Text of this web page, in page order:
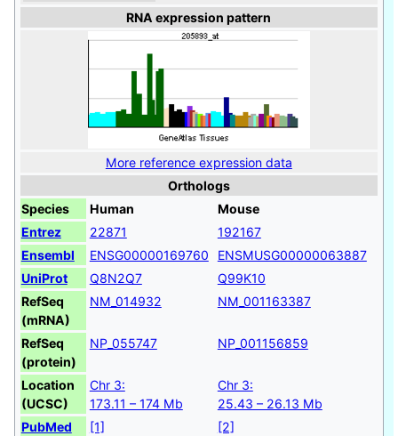
RNA expression pattern
More reference expression data
Orthologs
Species
Human
Mouse
Entrez
22871
192167
Ensembl
ENSG00000169760
ENSMUSG00000063887
UniProt
Q8N2Q7
Q99K10
RefSeq
(mRNA)
NM_014932 NM_001163387
RefSeq
(protein)
NP_055747 NP_001156859
Location
(UCSC)
Chr 3:
173.11 – 174 Mb
Chr 3:
25.43 – 26.13 Mb
PubMed
[1] [2]